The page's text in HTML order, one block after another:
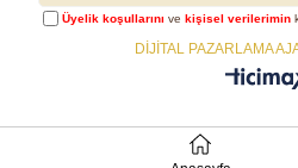
Üyelik koşullarını vekişisel verilerimin
DİJİTAL PAZARLAMA